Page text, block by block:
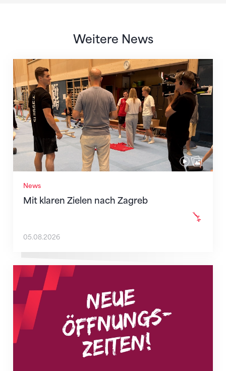
Weitere News
News
Mit klaren Zielen nach Zagreb
Mit klaren Zielen nach Zagreb
05.08.2026
Neue Empfangszeiten ab 1. August 2026